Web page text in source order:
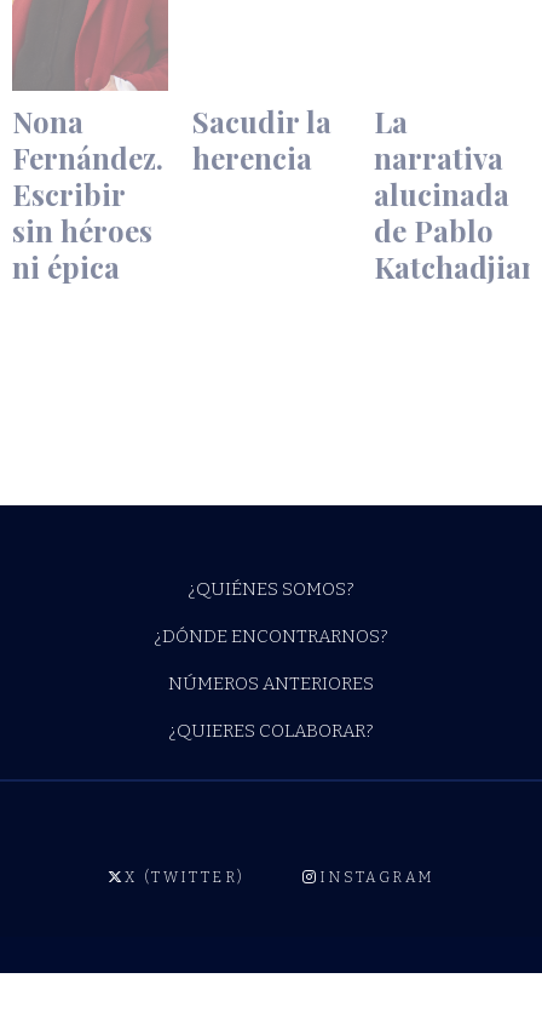
Nona
Fernández.
Escribir
sin héroes
ni épica
Sacudir la
herencia
La
narrativa
alucinada
de Pablo
Katchadjian
¿QUIÉNES SOMOS?
¿DÓNDE ENCONTRARNOS?
NÚMEROS ANTERIORES
¿QUIERES COLABORAR?
X (TWITTER) INSTAGRAM